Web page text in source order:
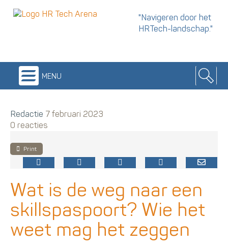
"Navigeren door het
HRTech-landschap."
menu
Redactie 7 februari 2023
0 reacties
Print
Wat is de weg naar een
skillspaspoort? Wie het
weet mag het zeggen